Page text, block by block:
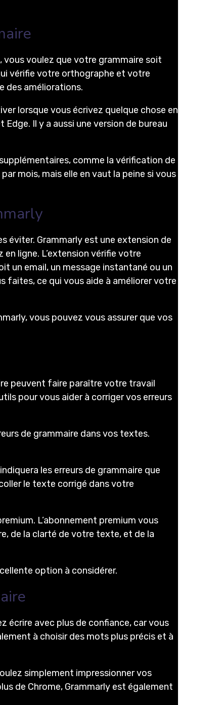
vous voulez que votre grammaire soit
vérifie votre orthographe et votre
des améliorations.
lorsque vous écrivez quelque chose en
Il y a aussi une version de bureau
comme la vérification de
mois, mais elle en vaut la peine si vous
éviter. Grammarly est une extension de
ligne. L’extension vérifie votre
un email, un message instantané ou un
faites, ce qui vous aide à améliorer votre
vous pouvez vous assurer que vos
peuvent faire paraître votre travail
pour vous aider à corriger vos erreurs
de grammaire dans vos textes.
les erreurs de grammaire que
le texte corrigé dans votre
L’abonnement premium vous
de la clarté de votre texte, et de la
option à considérer.
écrire avec plus de confiance, car vous
à choisir des mots plus précis et à
simplement impressionner vos
de Chrome, Grammarly est également